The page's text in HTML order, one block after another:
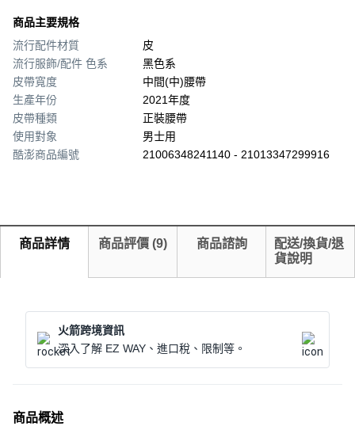
商品主要規格
流行配件材質
皮
流行服飾/配件 色系
黑色系
皮帶寬度
中間(中)腰帶
生產年份
2021年度
皮帶種類
正裝腰帶
使用對象
男士用
酷澎商品編號
21006348241140 - 21013347299916
商品詳情 商品評價 (9) 商品諮詢
配送/換貨/退
貨說明
火箭跨境資訊
深入了解 EZ WAY、進口稅、限制等。
商品概述